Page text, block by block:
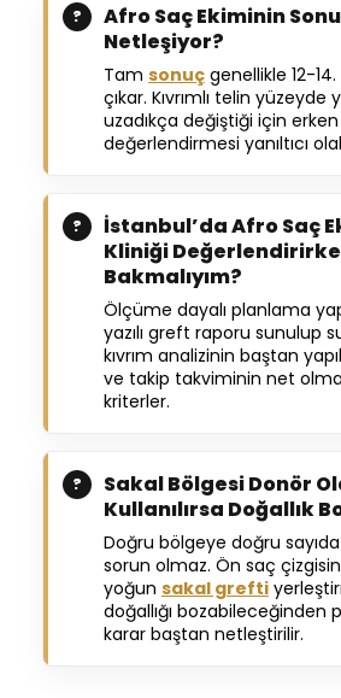
Afro Saç Ekiminin
Netleşiyor?
Tam sonuç genellikle 12-
çıkar. Kıvrımlı telin yüzeyde
uzadıkça değiştiği için erken
değerlendirmesi yanıltıcı
İstanbul’da Afro Saç
Kliniği
Bakmalıyım?
Ölçüme dayalı planlama
yazılı greft raporu sunulup
kıvrım analizinin baştan
ve takip takviminin net
kriterler.
Sakal Bölgesi Donör
Kullanılırsa Doğallık
Doğru bölgeye doğru
sorun olmaz. Ön saç
yoğun sakal grefti
doğallığı bozabileceğinden
karar baştan netleştirilir.